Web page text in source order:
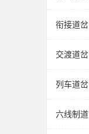
衔接道岔
交渡道岔
列车道岔
六线制